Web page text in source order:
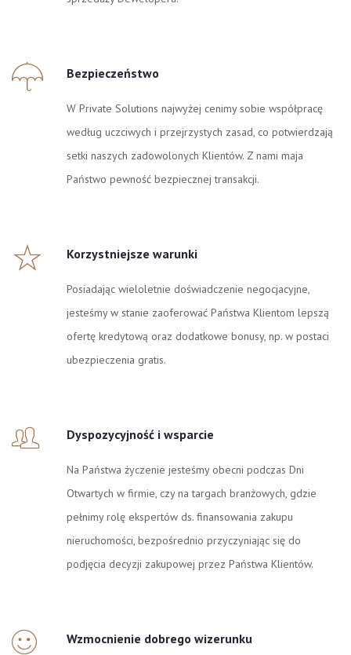
Bezpieczeństwo
W Private Solutions najwyżej cenimy sobie współpracę
według uczciwych i przejrzystych zasad, co potwierdzają
setki naszych zadowolonych Klientów. Z nami maja
Państwo pewność bezpiecznej transakcji.
Korzystniejsze warunki
Posiadając wieloletnie doświadczenie negocjacyjne,
jesteśmy w stanie zaoferować Państwa Klientom lepszą
ofertę kredytową oraz dodatkowe bonusy, np. w postaci
ubezpieczenia gratis.
Dyspozycyjność i wsparcie
Na Państwa życzenie jesteśmy obecni podczas Dni
Otwartych w firmie, czy na targach branżowych, gdzie
pełnimy rolę ekspertów ds. finansowania zakupu
nieruchomości, bezpośrednio przyczyniając się do
podjęcia decyzji zakupowej przez Państwa Klientów.
Wzmocnienie dobrego wizerunku